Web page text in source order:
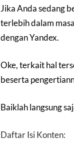
Jika Anda sedang
terlebih dalam
dengan Yandex.
Oke, terkait hal
beserta
Baiklah langsung
Daftar Isi Konten: